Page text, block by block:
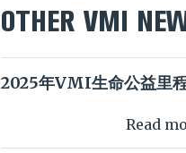
OTHER VMI
2025年VMI生命公益里
Read